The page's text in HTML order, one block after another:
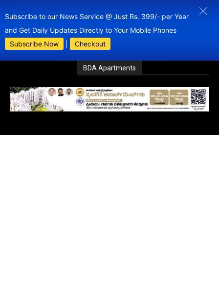
Subscribe to our News Service @ Just Rs. 399/- per Year
and Get Daily Updates Directly to Your Mobile Phones
Subscribe Now
Checkout
BDA Apartments